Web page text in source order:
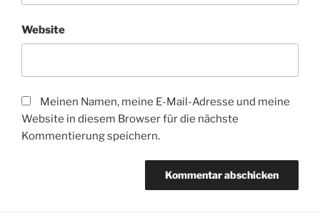
Website
Meinen Namen, meine E-Mail-Adresse und meine
Website in diesem Browser für die nächste
Kommentierung speichern.